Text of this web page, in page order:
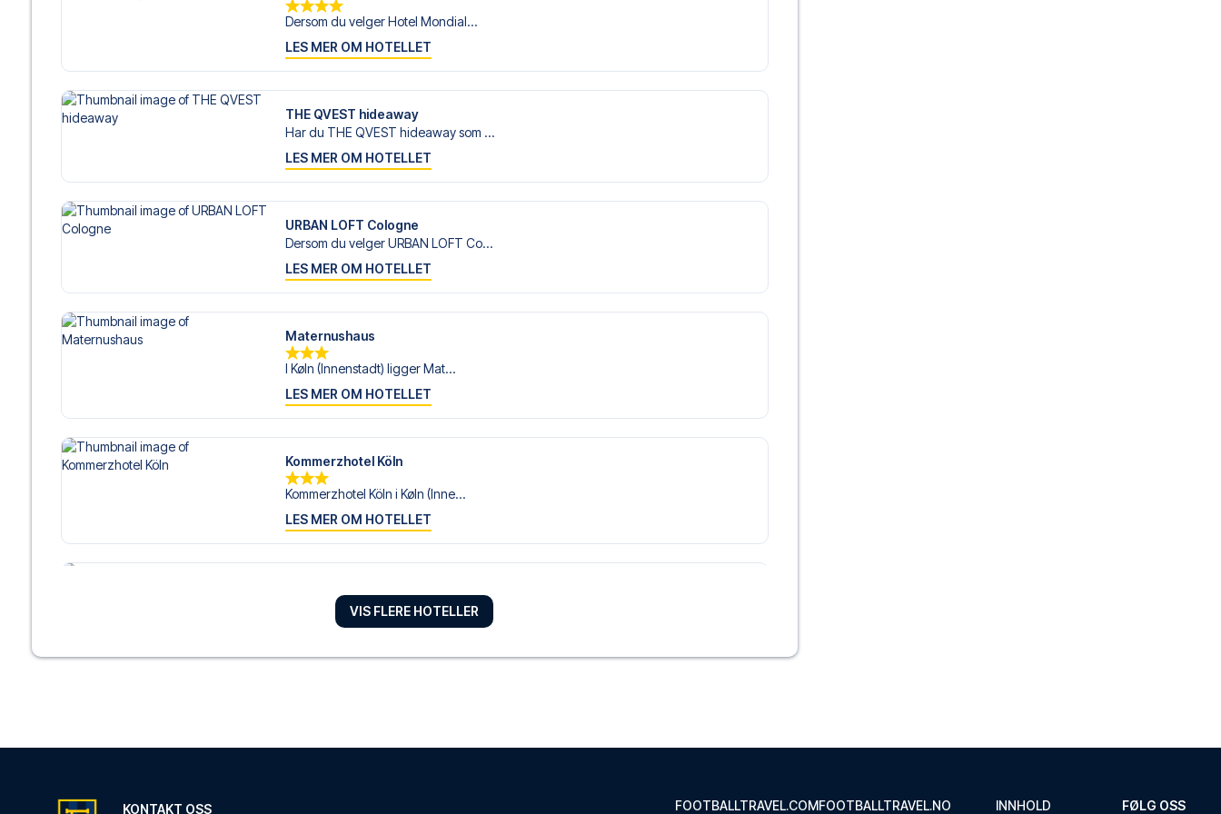
Dersom du velger Hotel Mondial...
LES MER OM HOTELLET
THE QVEST hideaway
Har du THE QVEST hideaway som ...
LES MER OM HOTELLET
URBAN LOFT Cologne
Dersom du velger URBAN LOFT Co...
LES MER OM HOTELLET
Maternushaus
I Køln (Innenstadt) ligger Mat...
LES MER OM HOTELLET
Kommerzhotel Köln
Kommerzhotel Köln i Køln (Inne...
LES MER OM HOTELLET
Dersom du velger Hilton Cologn...
LES MER OM HOTELLET
VIS FLERE HOTELLER
KONTAKT OSS
FOOTBALLTRAVEL.COMFOOTBALLTRAVEL.NO
INNHOLD
FØLG OSS